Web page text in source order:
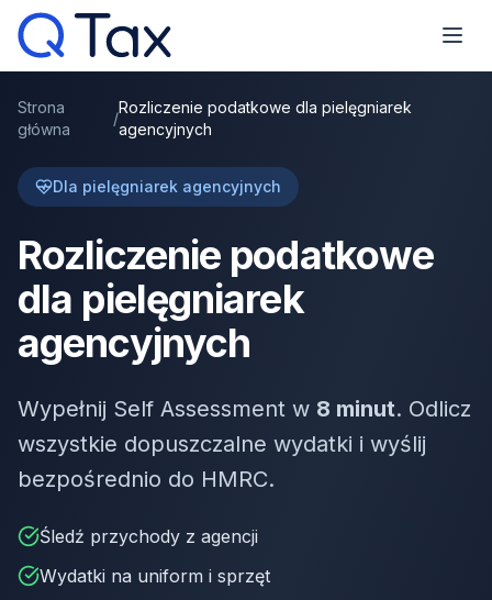
Strona
główna
/
Rozliczenie podatkowe dla pielęgniarek
agencyjnych
Dla pielęgniarek agencyjnych
Rozliczenie podatkowe
dla pielęgniarek
agencyjnych
Wypełnij Self Assessment w 8 minut. Odlicz
wszystkie dopuszczalne wydatki i wyślij
bezpośrednio do HMRC.
Śledź przychody z agencji
Wydatki na uniform i sprzęt